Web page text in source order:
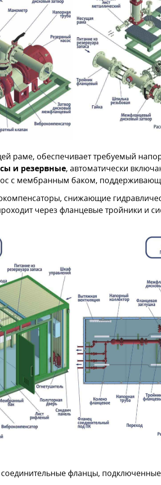
раме, обеспечивает требуемый
и резервные, автоматически
с мембранным баком,
снижающие
через фланцевые тройники и
фланцы,